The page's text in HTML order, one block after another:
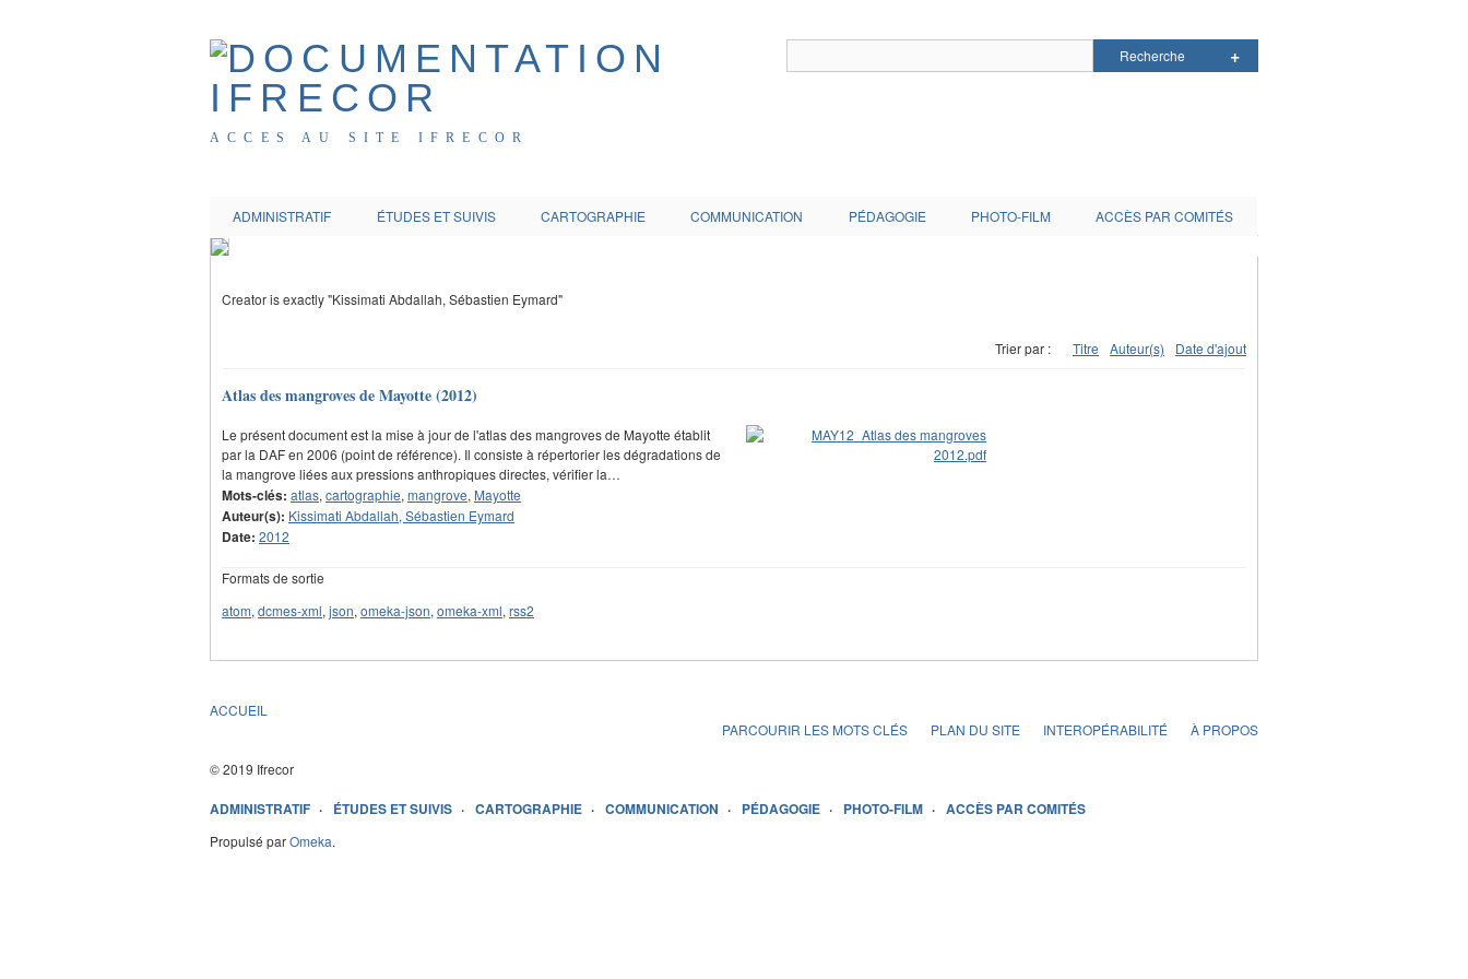
ACCES AU SITE IFRECOR
ADMINISTRATIF ÉTUDES ET SUIVIS CARTOGRAPHIE COMMUNICATION PÉDAGOGIE PHOTO-FILM ACCÈS PAR COMITÉS
Creator is exactly "Kissimati Abdallah, Sébastien Eymard"
Trier par : Titre Auteur(s) Date d'ajout
Atlas des mangroves de Mayotte (2012)
Le présent document est la mise à jour de l'atlas des mangroves de Mayotte établit
par la DAF en 2006 (point de référence). Il consiste à répertorier les dégradations de
la mangrove liées aux pressions anthropiques directes, vérifier la…
Mots-clés: atlas, cartographie, mangrove, Mayotte
Auteur(s): Kissimati Abdallah, Sébastien Eymard
Date: 2012
Formats de sortie
atom, dcmes-xml, json, omeka-json, omeka-xml, rss2
ACCUEIL
PARCOURIR LES MOTS CLÉS
PLAN DU SITE INTEROPÉRABILITÉ À PROPOS
© 2019 Ifrecor
ADMINISTRATIF ÉTUDES ET SUIVIS CARTOGRAPHIE COMMUNICATION PÉDAGOGIE PHOTO-FILM ACCÈS PAR COMITÉS
Propulsé parOmeka.